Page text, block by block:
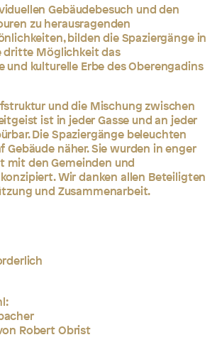
Gebäudebesuch und den
zu herausragenden
bilden die Spaziergänge in
dritte Möglichkeit das
kulturelle Erbe des Oberengadins
und die Mischung zwischen
ist in jeder Gasse und an jeder
Die Spaziergänge beleuchten
Gebäude näher. Sie wurden in enger
mit den Gemeinden und
Wir danken allen Beteiligten
und Zusammenarbeit.
Robert Obrist